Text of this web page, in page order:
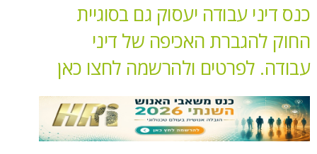
עבודה יעסוק גם בסוגיית
האכיפה של דיני
ולהרשמה לחצו כאן